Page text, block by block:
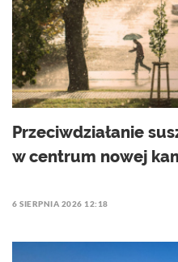
Przeciwdziałanie
w centrum nowej
6 SIERPNIA 2026 12:18